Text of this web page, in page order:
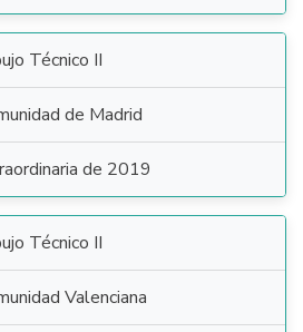
Técnico II
de Madrid
de 2019
Técnico II
Valenciana